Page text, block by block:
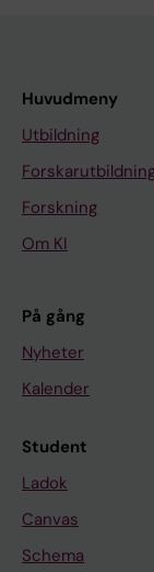
Huvudmeny
Utbildning
Forskning
Om KI
På gång
Nyheter
Kalender
Student
Ladok
Canvas
Schema